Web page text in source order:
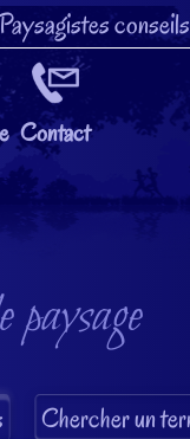
conseils
Contact